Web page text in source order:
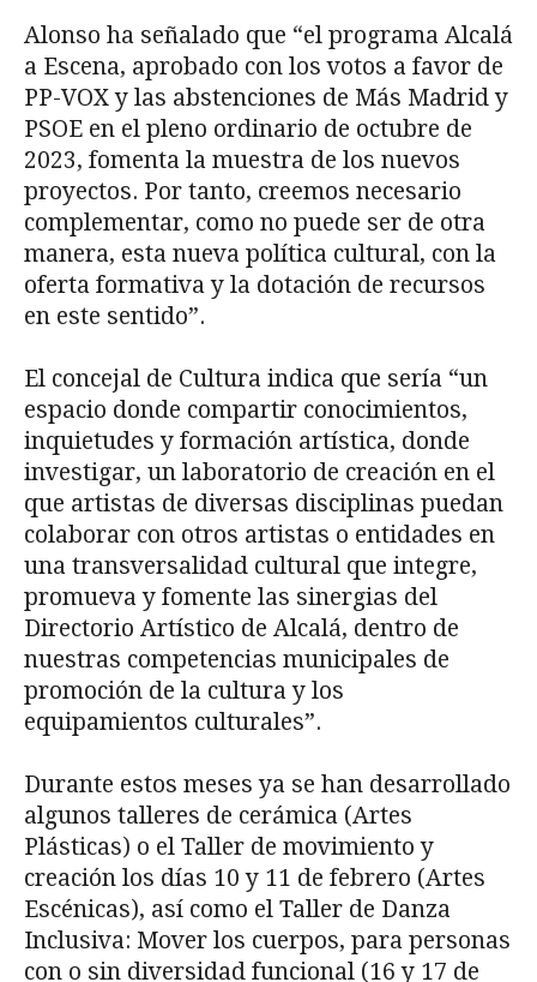
Alonso ha señalado que “el programa Alcalá
a Escena, aprobado con los votos a favor de
PP-VOX y las abstenciones de Más Madrid y
PSOE en el pleno ordinario de octubre de
2023, fomenta la muestra de los nuevos
proyectos. Por tanto, creemos necesario
complementar, como no puede ser de otra
manera, esta nueva política cultural, con la
oferta formativa y la dotación de recursos
en este sentido”.
El concejal de Cultura indica que sería “un
espacio donde compartir conocimientos,
inquietudes y formación artística, donde
investigar, un laboratorio de creación en el
que artistas de diversas disciplinas puedan
colaborar con otros artistas o entidades en
una transversalidad cultural que integre,
promueva y fomente las sinergias del
Directorio Artístico de Alcalá, dentro de
nuestras competencias municipales de
promoción de la cultura y los
equipamientos culturales”.
Durante estos meses ya se han desarrollado
algunos talleres de cerámica (Artes
Plásticas) o el Taller de movimiento y
creación los días 10 y 11 de febrero (Artes
Escénicas), así como el Taller de Danza
Inclusiva: Mover los cuerpos, para personas
con o sin diversidad funcional (16 y 17 de